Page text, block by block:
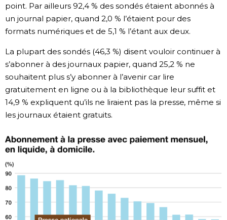
point. Par ailleurs 92,4 % des sondés étaient abonnés à
un journal papier, quand 2,0 % l’étaient pour des
formats numériques et de 5,1 % l’étant aux deux.
La plupart des sondés (46,3 %) disent vouloir continuer à
s’abonner à des journaux papier, quand 25,2 % ne
souhaitent plus s’y abonner à l’avenir car lire
gratuitement en ligne ou à la bibliothèque leur suffit et
14,9 % expliquent qu’ils ne liraient pas la presse, même si
les journaux étaient gratuits.